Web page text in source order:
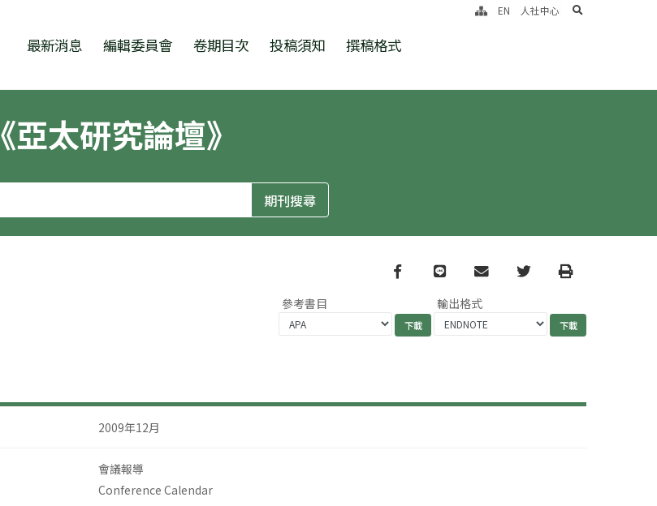
最新消息 編輯委員會 卷期目次 投稿須知 撰稿格式
EN 人社中心 search
《亞太研究論壇》
Facebook
line email TwitterPrint
參考書目 輸出格式
2009年12月
會議報導
Conference Calendar